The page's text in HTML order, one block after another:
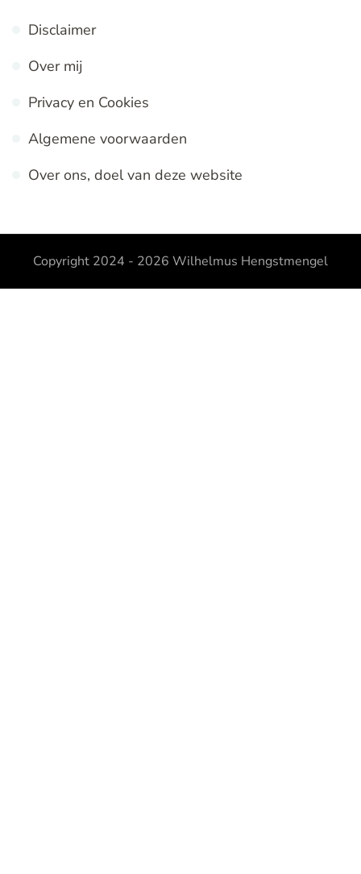
Disclaimer
Over mij
Privacy en Cookies
Algemene voorwaarden
Over ons, doel van deze website
Copyright 2024 - 2026 Wilhelmus Hengstmengel